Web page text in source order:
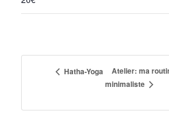
Hatha-Yoga
Atelier: ma
minimaliste